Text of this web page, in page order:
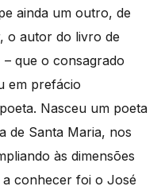
ainda um outro, de
o autor do livro de
– que o consagrado
em prefácio
Nasceu um poeta
de Santa Maria, nos
às dimensões
conhecer foi o José